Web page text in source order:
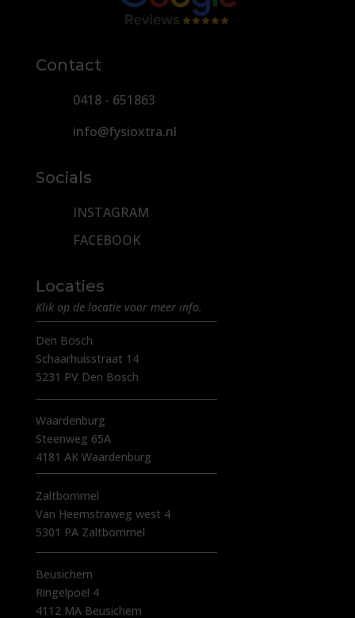
Contact
0418 - 651863
info@fysioxtra.nl
Socials
INSTAGRAM
FACEBOOK
Locaties
Klik op de locatie voor meer info.
Den Bosch
Schaarhuisstraat 14
5231 PV Den Bosch
Waardenburg
Steenweg 65A
4181 AK Waardenburg
Zaltbommel
Van Heemstraweg west 4
5301 PA Zaltbommel
Beusichem
Ringelpoel 4
4112 MA Beusichem